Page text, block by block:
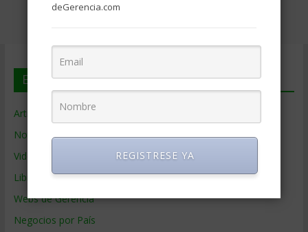
En deGerencia.com
Artículos de Gerencia
Noticias de Gerencia
Videos de Gerencia
Libros de Gerencia
Webs de Gerencia
Negocios por País
deGerencia.com
REGISTRESE YA